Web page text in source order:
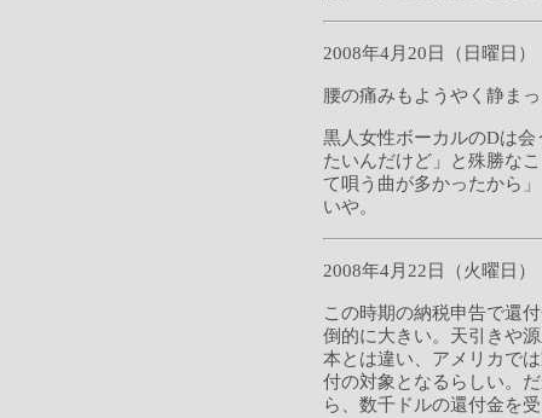
2008年4月20日（日曜日）
腰の痛みもようやく静ま
黒人女性ボーカルのDは
たいんだけど」と殊勝な
て唄う曲が多かったから
いや。
2008年4月22日（火曜日）
この時期の納税申告で還
倒的に大きい。天引きや
本とは違い、アメリカで
付の対象となるらしい。
ら、数千ドルの還付金を